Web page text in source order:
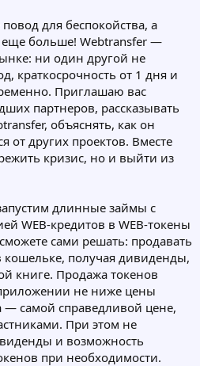
для беспокойства, а
еще больше! Webtransfer —
ни один другой не
краткосрочность от 1 дня и
Приглашаю вас
партнеров, рассказывать
объяснять, как он
от других проектов. Вместе
кризис, но и выйти из
длинные займы с
WEB-кредитов в WEB-токены
сами решать: продавать
получая дивиденды,
книге. Продажа токенов
не ниже цены
— самой справедливой цене,
При этом не
и возможность
при необходимости.